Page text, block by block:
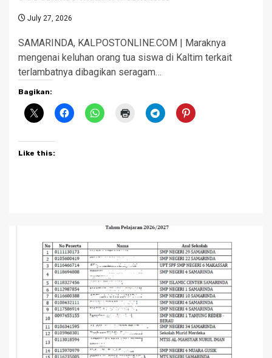
July 27, 2026
SAMARINDA, KALPOSTONLINE.COM | Maraknya
mengenai keluhan orang tua siswa di Kaltim terkait
terlambatnya dibagikan seragam…
Bagikan:
Like this: